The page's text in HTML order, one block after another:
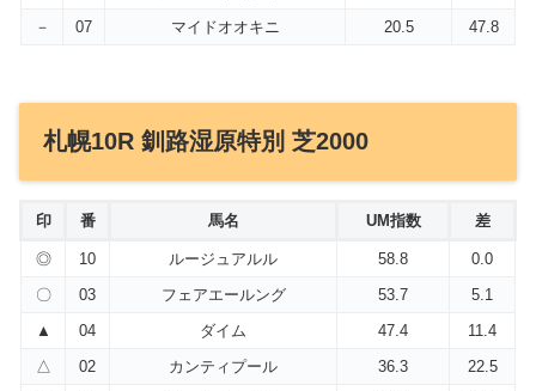
－
07 マイドオオキニ 20.5 47.8
札幌10R 釧路湿原特別 芝2000
印 番 馬名 UM指数 差
◎ 10 ルージュアルル 58.8
0.0
〇
03 フェアエールング 53.7
5.1
▲
04 ダイム 47.4
11.4
△
02 カンティプール 36.3
22.5